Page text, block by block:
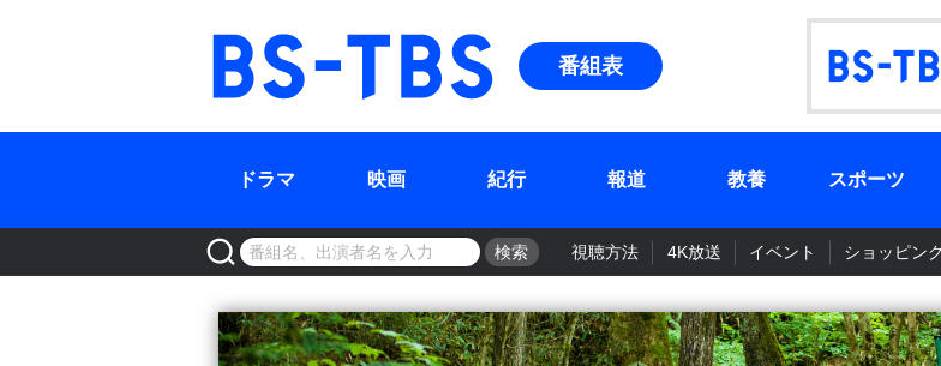
BS-TBS
番組表
ドラマ 映画 紀行 報道 教養 スポーツ
検索 視聴方法 4K放送 イベント ショッピン